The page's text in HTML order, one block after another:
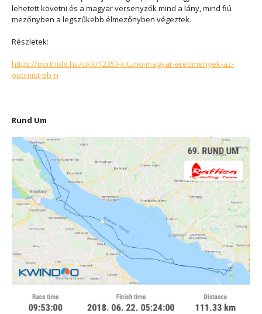
lehetett követni és a magyar versenyzők mind a lány, mind fiú
mezőnyben a legszűkebb élmezőnyben végeztek.
Részletek:
https://porthole.hu/cikk/12353-kituno-magyar-eredmenyek-az-
optimist-eb-n
Rund Um